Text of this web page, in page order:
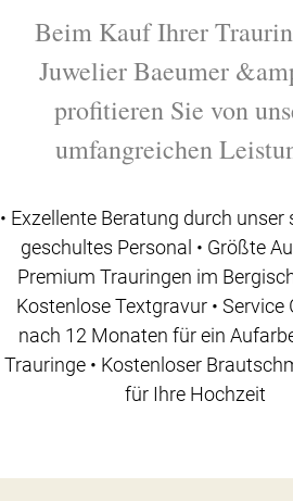
Beim Kauf Ihrer
Juwelier Baeumer
profitieren Sie von
umfangreichen
• Exzellente Beratung durch unser
geschultes Personal • Größte
Premium Trauringen im
Kostenlose Textgravur • Service
nach 12 Monaten für ein
Trauringe • Kostenloser
für Ihre Hochzeit